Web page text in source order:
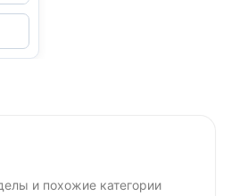
и похожие категории